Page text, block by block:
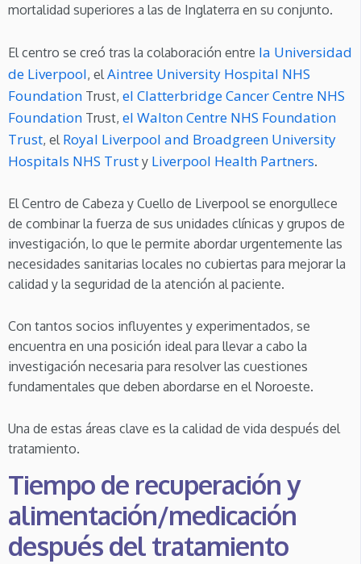
mortalidad superiores a las de Inglaterra en su conjunto.
El centro se creó tras la colaboración entre la Universidad
de Liverpool, elAintree University Hospital NHS
Foundation Trust, el Clatterbridge Cancer Centre NHS
Foundation Trust, el Walton Centre NHS Foundation
Trust, el Royal Liverpool and Broadgreen University
Hospitals NHS Trust y Liverpool Health Partners.
El Centro de Cabeza y Cuello de Liverpool se enorgullece
de combinar la fuerza de sus unidades clínicas y grupos de
investigación, lo que le permite abordar urgentemente las
necesidades sanitarias locales no cubiertas para mejorar la
calidad y la seguridad de la atención al paciente.
Con tantos socios influyentes y experimentados, se
encuentra en una posición ideal para llevar a cabo la
investigación necesaria para resolver las cuestiones
fundamentales que deben abordarse en el Noroeste.
Una de estas áreas clave es la calidad de vida después del
tratamiento.
Tiempo de recuperación y
alimentación/medicación
después del tratamiento